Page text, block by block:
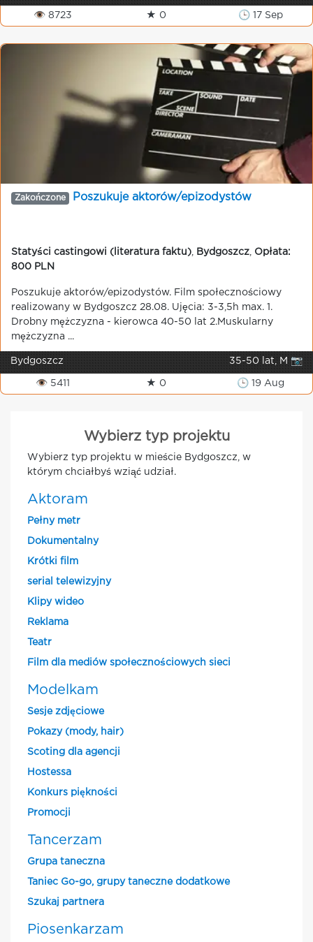
👁 8723 ★ 0 🕒 17 Sep
Zakończone Poszukuje aktorów/epizodystów
Statyści castingowi (literatura faktu) Bydgoszcz
Opłata:
800 PLN
Poszukuje aktorów/epizodystów. Film społecznościowy
realizowany w Bydgoszcz 28.08. Ujęcia: 3-3,5h max. 1.
Drobny mężczyzna - kierowca 40-50 lat 2.Muskularny
mężczyzna ...
Bydgoszcz 35-50 lat, M 📷
👁 5411 ★ 0 🕒 19 Aug
Wybierz typ projektu
Wybierz typ projektu w mieście Bydgoszcz, w
którym chciałbyś wziąć udział.
Aktoram
Pełny metr
Dokumentalny
Krótki film
serial telewizyjny
Klipy wideo
Reklama
Teatr
Film dla mediów społecznościowych sieci
Modelkam
Sesje zdjęciowe
Pokazy (mody, hair)
Scoting dla agencji
Hostessa
Konkurs piękności
Promocji
Tancerzam
Grupa taneczna
Taniec Go-go, grupy taneczne dodatkowe
Szukaj partnera
Piosenkarzam